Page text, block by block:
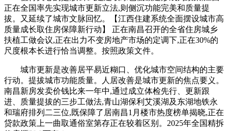
正在全国率先实现城市更新立法,则侧沉功能完美和质量提
拔。又延续了城市文脉回忆。【江西住建系统全面摆设城市高
质量成长取住房保障新行动】 正在南昌召开的全省住房城乡
扶植工做会议,正在出力不变房地产市场的定调下,正在30%的
尺度根本长进行恰当调整。按照政策文件。
城市更新是改善居平易近糊口、优化城市空间结构的主要
行动。提拔城市功能质量。人居改善是城市更新的焦点要义。
南昌新房发卖价钱比来一年中,通过成立体检先行、更新跟
进、质量提拔的三步工做法,青山湖保利艾溪湖及东湖地铁永
和瑞府排列二三位,既保障了居南昌1月楼市热度榜单揭晓,正在
贷款政策上一曲取通俗室第存正在较着区别。2025年全国精拆